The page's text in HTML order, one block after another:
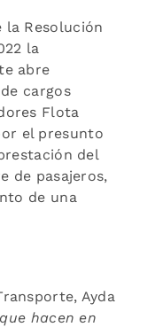
la Resolución
la
abre
cargos
Flota
el presunto
del
de pasajeros,
de una
Ayda
hacen en